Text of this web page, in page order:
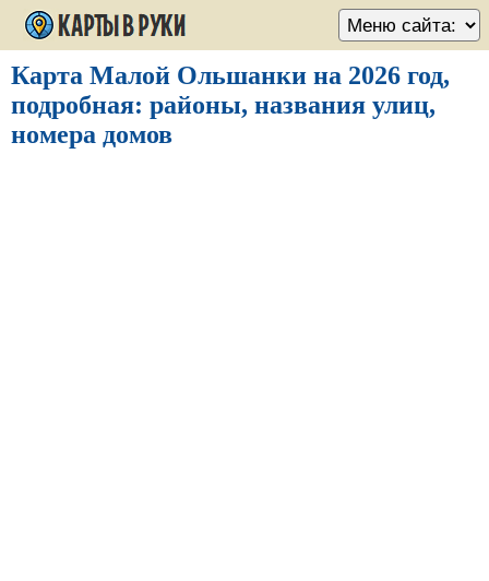
Карта Малой Ольшанки на 2026 год,
подробная: районы, названия улиц,
номера домов